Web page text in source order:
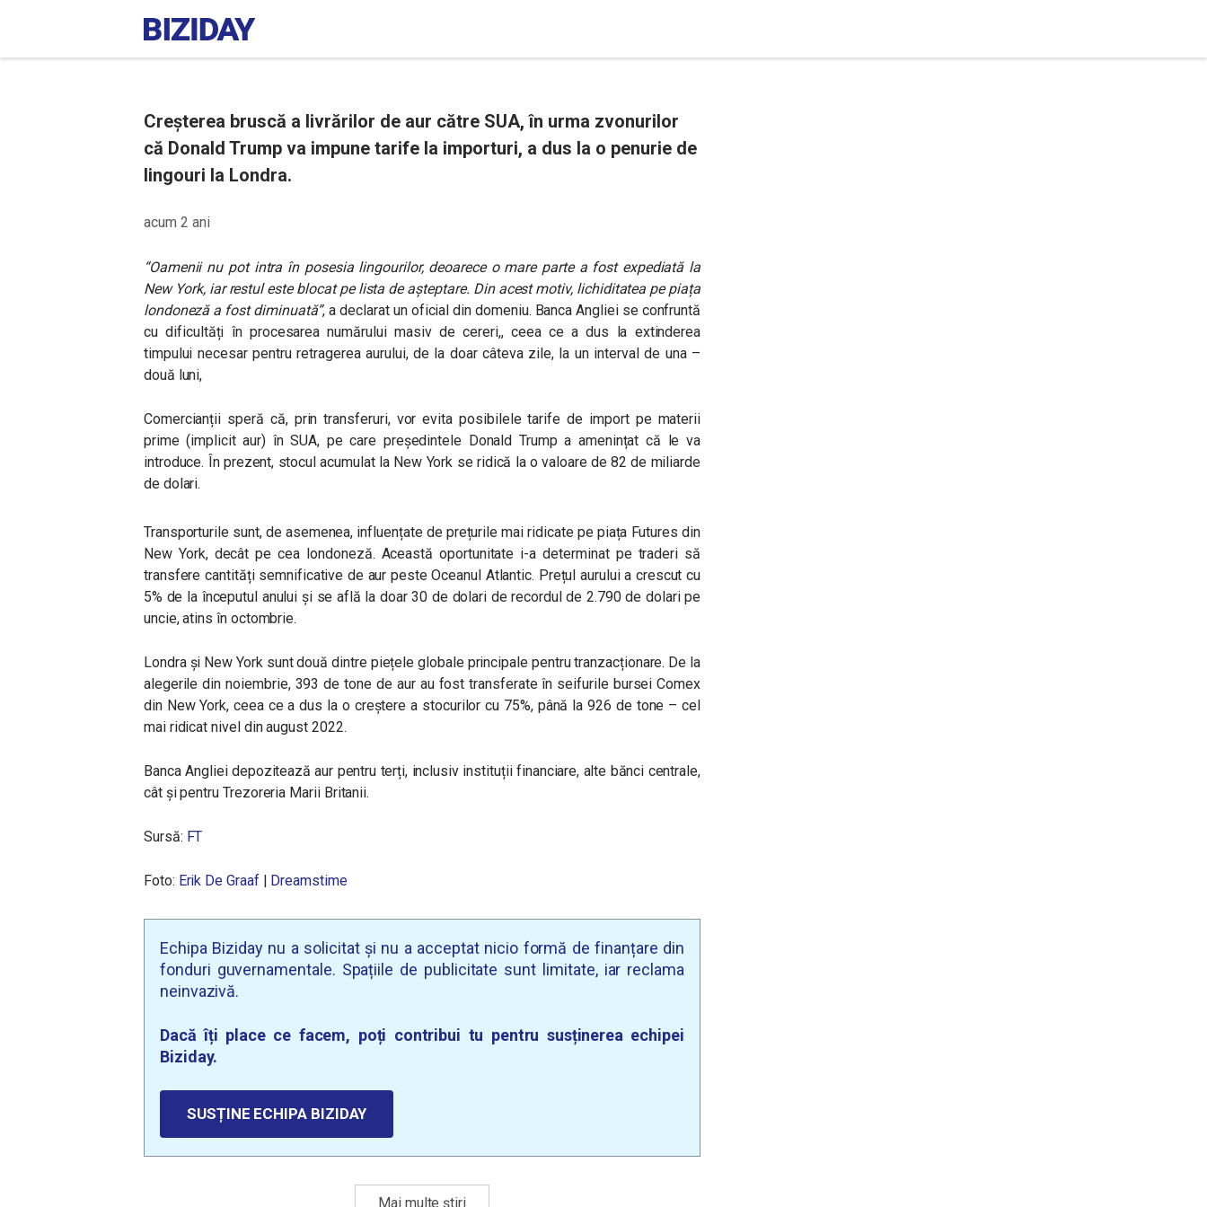
Creșterea bruscă a livrărilor de aur către SUA, în urma zvonurilor
că Donald Trump va impune tarife la importuri, a dus la o penurie de
lingouri la Londra.
acum 2 ani
“Oamenii nu pot intra în posesia lingourilor, deoarece o mare parte a fost expediată la
New York, iar restul este blocat pe lista de așteptare. Din acest motiv, lichiditatea pe piața
londoneză a fost diminuată”,a declarat un oficial din domeniu. Banca Angliei se confruntă
cu dificultăți în procesarea numărului masiv de cereri,, ceea ce a dus la extinderea
timpului necesar pentru retragerea aurului, de la doar câteva zile, la un interval de una –
două luni,
Comercianții speră că, prin transferuri, vor evita posibilele tarife de import pe materii
prime (implicit aur) în SUA, pe care președintele Donald Trump a amenințat că le va
introduce. În prezent, stocul acumulat la New York se ridică la o valoare de 82 de miliarde
de dolari.
Transporturile sunt, de asemenea, influențate de prețurile mai ridicate pe piața Futures din
New York, decât pe cea londoneză. Această oportunitate i-a determinat pe traderi să
transfere cantități semnificative de aur peste Oceanul Atlantic. Prețul aurului a crescut cu
5% de la începutul anului și se află la doar 30 de dolari de recordul de 2.790 de dolari pe
uncie, atins în octombrie.
Londra și New York sunt două dintre piețele globale principale pentru tranzacționare. De la
alegerile din noiembrie, 393 de tone de aur au fost transferate în seifurile bursei Comex
din New York, ceea ce a dus la o creștere a stocurilor cu 75%, până la 926 de tone – cel
mai ridicat nivel din august 2022.
Banca Angliei depozitează aur pentru terți, inclusiv instituții financiare, alte bănci centrale,
cât și pentru Trezoreria Marii Britanii.
Sursă: FT
Foto: Erik De Graaf| Dreamstime
Echipa Biziday nu a solicitat și nu a acceptat nicio formă de finanțare din
fonduri guvernamentale. Spațiile de publicitate sunt limitate, iar reclama
neinvazivă.
Dacă îți place ce facem, poți contribui tu pentru susținerea echipei
Biziday.
SUSȚINE ECHIPA BIZIDAY
Mai multe știri